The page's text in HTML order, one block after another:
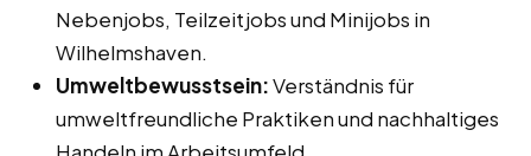
Nebenjobs, Teilzeitjobs und Minijobs in
Wilhelmshaven.
Umweltbewusstsein:Verständnis für
umweltfreundliche Praktiken und nachhaltiges